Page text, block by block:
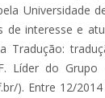
Universidade
de interesse e
Tradução:
Líder do
). Entre 12/